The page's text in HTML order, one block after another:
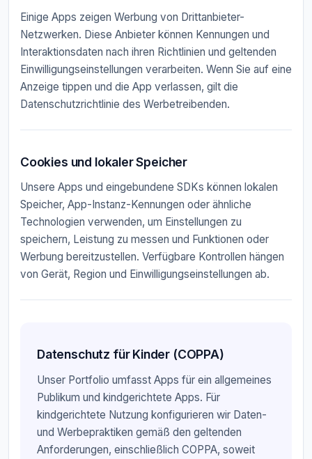
Einige Apps zeigen Werbung von Drittanbieter-
Netzwerken. Diese Anbieter können Kennungen und
Interaktionsdaten nach ihren Richtlinien und geltenden
Einwilligungseinstellungen verarbeiten. Wenn Sie auf eine
Anzeige tippen und die App verlassen, gilt die
Datenschutzrichtlinie des Werbetreibenden.
Cookies und lokaler Speicher
Unsere Apps und eingebundene SDKs können lokalen
Speicher, App-Instanz-Kennungen oder ähnliche
Technologien verwenden, um Einstellungen zu
speichern, Leistung zu messen und Funktionen oder
Werbung bereitzustellen. Verfügbare Kontrollen hängen
von Gerät, Region und Einwilligungseinstellungen ab.
Datenschutz für Kinder (COPPA)
Unser Portfolio umfasst Apps für ein allgemeines
Publikum und kindgerichtete Apps. Für
kindgerichtete Nutzung konfigurieren wir Daten-
und Werbepraktiken gemäß den geltenden
Anforderungen, einschließlich COPPA, soweit